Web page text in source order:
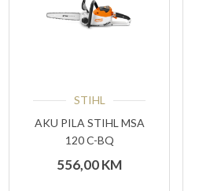
STIHL
AKU PILA STIHL MSA
120 C-BQ
556,00KM